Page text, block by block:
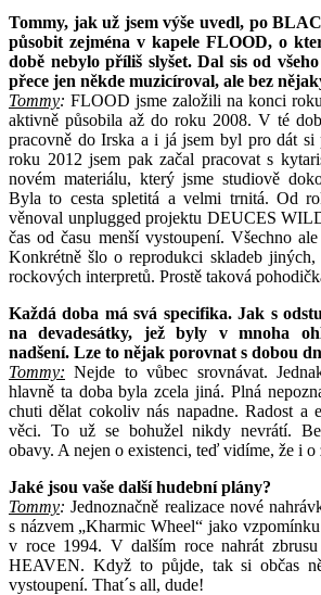
Tommy, jak už jsem výše uvedl, po
působit zejména v kapele FLOOD, o
době nebylo příliš slyšet. Dal sis od
přece jen někde muzicíroval, ale bez
Tommy: FLOOD jsme založili na konci
aktivně působila až do roku 2008. V té
pracovně do Irska a i já jsem byl pro dát si
roku 2012 jsem pak začal pracovat s
novém materiálu, který jsme studiově
Byla to cesta spletitá a velmi trnitá. Od
věnoval unplugged projektu DEUCES
čas od času menší vystoupení. Všechno
Konkrétně šlo o reprodukci skladeb jiných,
rockových interpretů. Prostě taková
Každá doba má svá specifika. Jak s
na devadesátky, jež byly v mnoha
nadšení. Lze to nějak porovnat s dobou
Tommy: Nejde to vůbec srovnávat.
hlavně ta doba byla zcela jiná. Plná
chuti dělat cokoliv nás napadne. Radost a
věci. To už se bohužel nikdy nevrátí.
obavy. A nejen o existenci, teď vidíme, že i o
Jaké jsou vaše další hudební plány?
Tommy: Jednoznačně realizace nové
s názvem „Kharmic Wheel“ jako
v roce 1994. V dalším roce nahrát
HEAVEN. Když to půjde, tak si občas
vystoupení. That´s all, dude!